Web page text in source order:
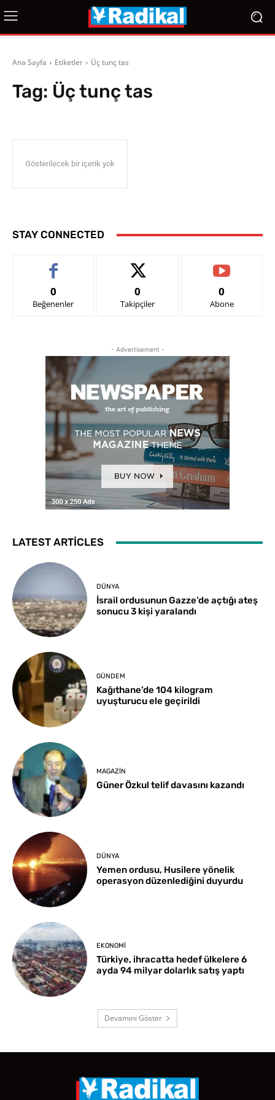
Ana Sayfa Etiketler Üç tunç tas
Tag: Üç tunç tas
Gösterilecek bir içerik yok
STAY CONNECTED
0
Beğenenler
0
Takipçiler
0
Abone
- Advertisement -
LATEST ARTICLES
DÜNYA
İsrail ordusunun Gazze’de açtığı ateş
sonucu 3 kişi yaralandı
GÜNDEM
Kağıthane’de 104 kilogram
uyuşturucu ele geçirildi
MAGAZIN
Güner Özkul telif davasını kazandı
DÜNYA
Yemen ordusu, Husilere yönelik
operasyon düzenlediğini duyurdu
EKONOMI
Türkiye, ihracatta hedef ülkelere 6
ayda 94 milyar dolarlık satış yaptı
Devamını Göster